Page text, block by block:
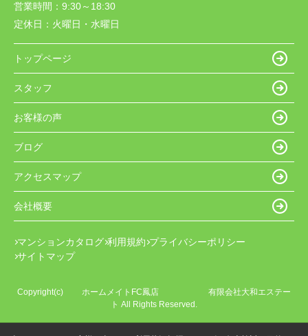
営業時間： 9:30～18:30
定休日： 火曜日・水曜日
トップページ
スタッフ
お客様の声
ブログ
アクセスマップ
会社概要
マンションカタログ 利用規約 プライバシーポリシー
サイトマップ
Copyright(c) ホームメイトFC鳳店 有限会社大和エステー
ト All Rights Reserved.